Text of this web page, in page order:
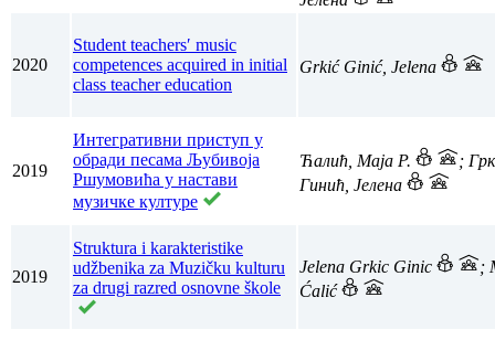
2020
Student teachersʹ music
competences acquired in initial
class teacher education
Grkić Ginić, Jelena
2019
Интегративни приступ у
обради песама Љубивоја
Ршумовића у настави
музичке културе
Ћалић, Маја Р.
;
Гинић, Јелена
2019
Struktura i karakteristike
udžbenika za Muzičku kulturu
za drugi razred osnovne škole
Jelena Grkic Ginic
;
Ćalić